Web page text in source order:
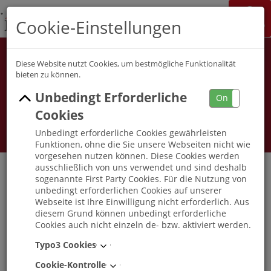
Jobchannel
Job Map
Pflegefachkraft als Hygienebeauftragte
(w/m/d) K&S Seniorenresidenz Rodgau
Cookie-Einstellungen
Diese Website nutzt Cookies, um bestmögliche Funktionalität
bieten zu können.
Unbedingt Erforderliche
Cookies
On
Unbedingt erforderliche Cookies gewährleisten
Funktionen, ohne die Sie unsere Webseiten nicht wie
vorgesehen nutzen können. Diese Cookies werden
ausschließlich von uns verwendet und sind deshalb
sogenannte First Party Cookies. Für die Nutzung von
unbedingt erforderlichen Cookies auf unserer
Webseite ist Ihre Einwilligung nicht erforderlich. Aus
diesem Grund können unbedingt erforderliche
Cookies auch nicht einzeln de- bzw. aktiviert werden.
Typo3 Cookies
Cookie-Kontrolle